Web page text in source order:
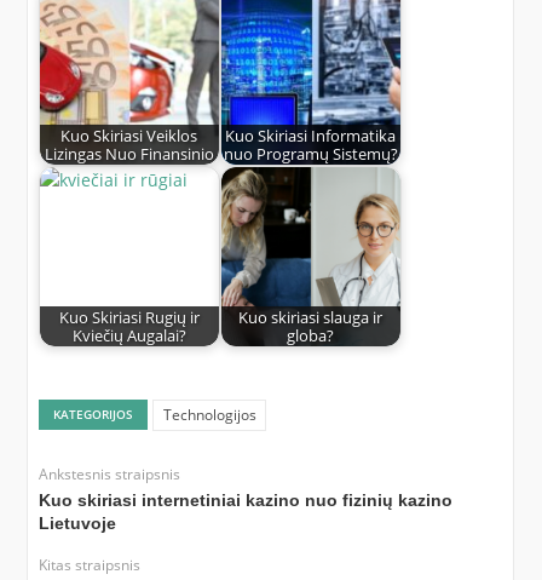
Kuo Skiriasi Veiklos
Lizingas Nuo Finansinio
Kuo Skiriasi Informatika
nuo Programų Sistemų?
Kuo Skiriasi Rugių ir
Kviečių Augalai?
Kuo skiriasi slauga ir
globa?
KATEGORIJOS Technologijos
Ankstesnis straipsnis
Kuo skiriasi internetiniai kazino nuo fizinių kazino
Lietuvoje
Kitas straipsnis